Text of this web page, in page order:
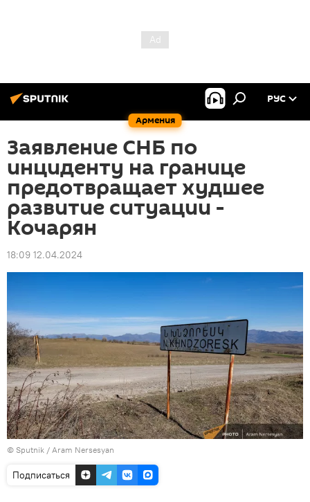
Армения
РУС
Заявление СНБ по
инциденту на границе
предотвращает худшее
развитие ситуации -
Кочарян
18:09 12.04.2024
© Sputnik / Aram Nersesyan
Подписаться